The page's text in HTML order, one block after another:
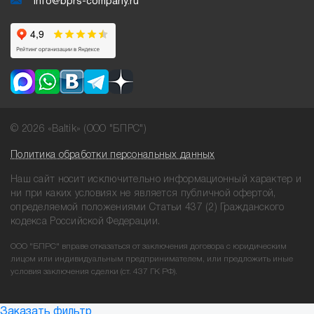
info@bprs-company.ru
© 2026 «Baltik» (ООО "БПРС")
Политика обработки персональных данных
Наш сайт носит исключительно информационный характер и
ни при
каких условиях не является публичной офертой,
определяемой положениями Статьи 437 (2) Гражданского
кодекса Российской Федерации.
ООО "БПРС" вправе отказаться от заключения договора с юридическим
лицом или индивидуальным предпринимателем, или предложить иные
условия заключения сделки (ст. 437 ГК РФ).